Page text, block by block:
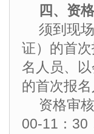
四、资
须到现
证）的首
名人员、
的首次报名
资格审
00-11：30